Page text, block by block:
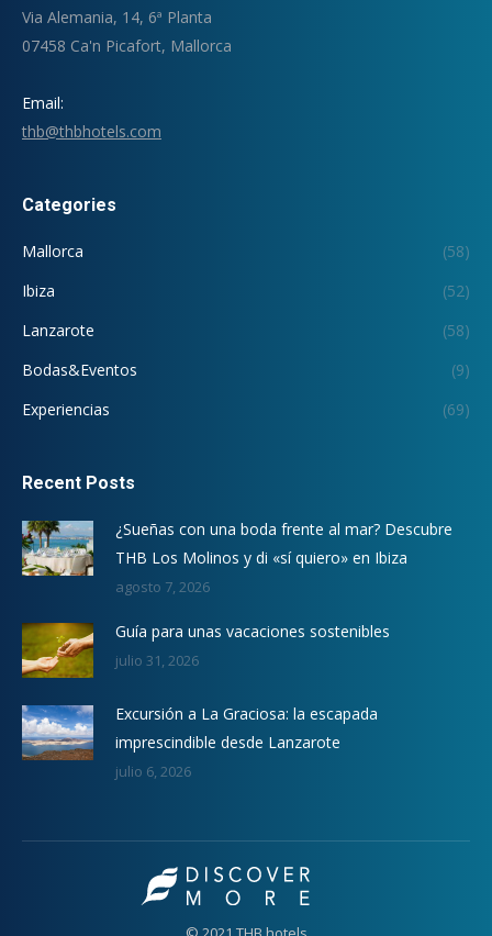
Via Alemania, 14, 6ª Planta
07458 Ca'n Picafort, Mallorca
Email:
thb@thbhotels.com
Categories
Mallorca
(58)
Ibiza
(52)
Lanzarote
(58)
Bodas&Eventos
(9)
Experiencias
(69)
Recent Posts
¿Sueñas con una boda frente al mar? Descubre
THB Los Molinos y di «sí quiero» en Ibiza
agosto 7, 2026
Guía para unas vacaciones sostenibles
julio 31, 2026
Excursión a La Graciosa: la escapada
imprescindible desde Lanzarote
julio 6, 2026